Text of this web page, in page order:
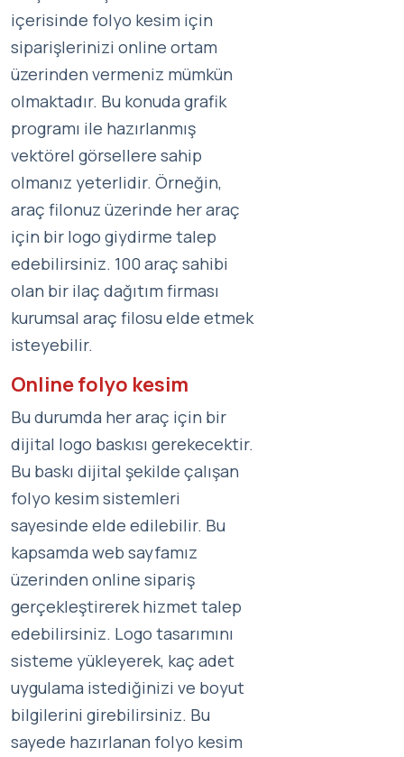
içerisinde folyo kesim için
siparişlerinizi online ortam
üzerinden vermeniz mümkün
olmaktadır. Bu konuda grafik
programı ile hazırlanmış
vektörel görsellere sahip
olmanız yeterlidir. Örneğin,
araç filonuz üzerinde her araç
için bir logo giydirme talep
edebilirsiniz. 100 araç sahibi
olan bir ilaç dağıtım firması
kurumsal araç filosu elde etmek
isteyebilir.
Online folyo kesim
Bu durumda her araç için bir
dijital logo baskısı gerekecektir.
Bu baskı dijital şekilde çalışan
folyo kesim sistemleri
sayesinde elde edilebilir. Bu
kapsamda web sayfamız
üzerinden online sipariş
gerçekleştirerek hizmet talep
edebilirsiniz. Logo tasarımını
sisteme yükleyerek, kaç adet
uygulama istediğinizi ve boyut
bilgilerini girebilirsiniz. Bu
sayede hazırlanan folyo kesim